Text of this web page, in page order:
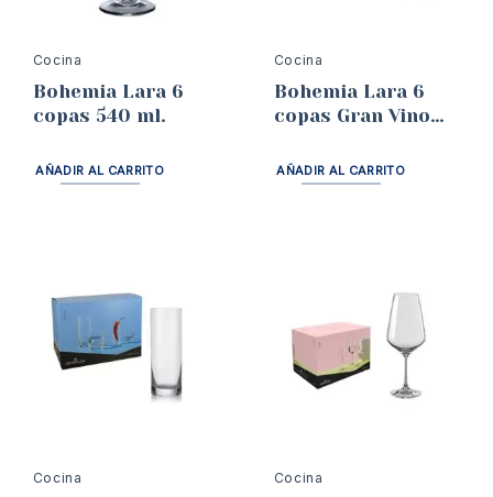
Cocina
Bohemia Lara 6
copas 540 ml.
AÑADIR AL CARRITO
Cocina
Bohemia Lara 6
copas Gran Vino
AÑADIR AL CARRITO
Cocina Cocina